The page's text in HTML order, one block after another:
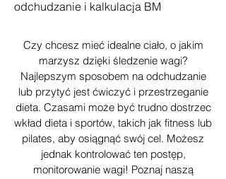
odchudzanie i kalkulacja BM
Czy chcesz mieć idealne ciało, o jakim
marzysz dzięki śledzenie wagi?
Najlepszym sposobem na odchudzanie
lub przytyć jest ćwiczyć i przestrzeganie
dieta. Czasami może być trudno dostrzec
wkład dieta i sportów, takich jak fitness lub
pilates, aby osiągnąć swój cel. Możesz
jednak kontrolować ten postęp,
monitorowanie wagi! Poznaj naszą